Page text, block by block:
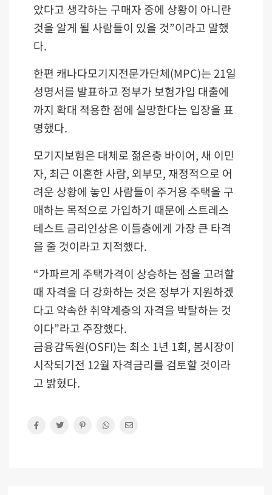
았다고 생각하는 구매자 중에 상황이 아니란
것을 알게 될 사람들이 있을 것”이라고 말했
다.
한편 캐나다모기지전문가단체(MPC)는 21일
성명서를 발표하고 정부가 보험가입 대출에
까지 확대 적용한 점에 실망한다는 입장을 표
명했다.
모기지보험은 대체로 젊은층 바이어, 새 이민
자, 최근 이혼한 사람, 외부모, 재정적으로 어
려운 상황에 놓인 사람들이 주거용 주택을 구
매하는 목적으로 가입하기 때문에 스트레스
테스트 금리인상은 이들층에게 가장 큰 타격
을 줄 것이라고 지적했다.
“가파르게 주택가격이 상승하는 점을 고려할
때 자격을 더 강화하는 것은 정부가 지원하겠
다고 약속한 취약계층의 자격을 박탈하는 것
이다”라고 주장했다.
금융감독원(OSFI)는 최소 1년 1회, 봄시장이
시작되기전 12월 자격금리를 검토할 것이라
고 밝혔다.